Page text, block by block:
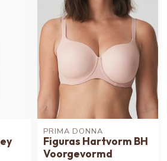
PRIMA DONNA
Figuras Hartvorm BH
Voorgevormd